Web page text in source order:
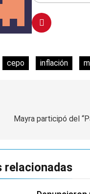
cepo inflación
Mayra participó del
relacionadas